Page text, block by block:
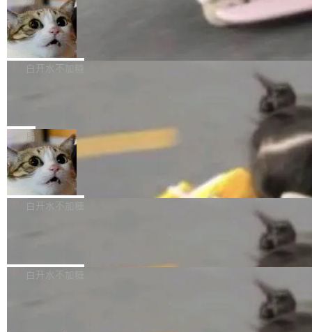
l 迁移或唤醒时，新宿主从 S3 恢复 SQLite 数据
库继续执行。存储库是持久化的唯一真相...
te 17 Pro、OPPO K15，要么是vivo X300 E这
样的次旗舰。 Galaxy Z Fold8 Ultra / Z Fold8 /
Z Flip8三款折叠屏新机均在7月22日发布，且全
部搭载骁龙8 Elite Gen5 for Galaxy，它们本该
本控制系统。目前处于 Early Access 阶段。 De
ltaDB 的核心思路直接写在 landing page 最显
眼的位置：「Software is made between com
mits」——软件是在 commit 之间写出来的。git
是把这段空隙补上。 回退到任何一次编辑：Delt
aDB 捕获 commit 之间的每一次操作，...
SpaceXAI 单季资本开支达 183 亿美元
根据风险投资人Tomer Tunguz 博客（VC 分
析）披露的最新分析与第二季度业绩报告，Spac
微软同期总资本开支的四成。 与亚马逊、Alpha
bet、微软以及 Meta 等传统科技巨头相比，Spa
ceXAI的资金消耗速度尤为引人瞩目。然而，支
撑庞大支出的资金来源却呈现出截然不同的面
貌。数据显示，微软和 Meta 主要依托充沛的经
白开水不加糖
一个在终端里运行的编程 agent；Muse Spark
1.2，驱动这个 agent 的新模型。一句话概括：
你可以用 curl -fsSL https://dev.meta.ai/install.
sh | bash 安装一个能在大项目里自动规划、写
代码、验证结果的 AI 终端工具。 据介绍，Muse
个主 agent 循环，外加一组后台 agent。这些后
局
美团开源 LoHoSearch，用知识图谱校
准 AI 能力认知
机器出题的前提，是让机器拥有全局视野。整个
构建流程可以分为四个环节：建图 → 控制难度
白开水不加糖
库，并将作为transport接入Mooncake TENT。
白开水不加糖